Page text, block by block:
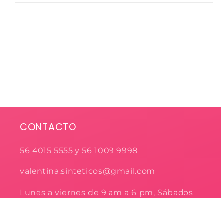
CONTACTO
56 4015 5555 y 56 1009 9998
valentina.sinteticos@gmail.com
Lunes a viernes de 9 am a 6 pm, Sábados